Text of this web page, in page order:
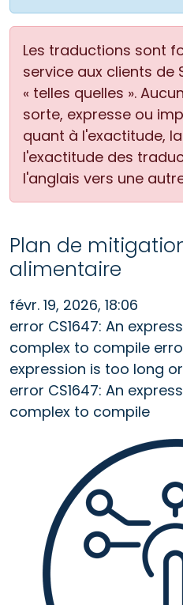
Les traductions sont
service aux clients de
« telles quelles ».
sorte, expresse ou
quant à l'exactitude,
l'exactitude des
l'anglais vers une
Plan de
alimentaire
févr. 19, 2026, 18:06
error CS1647: An
complex to compile
expression is too long
error CS1647: An
complex to compile